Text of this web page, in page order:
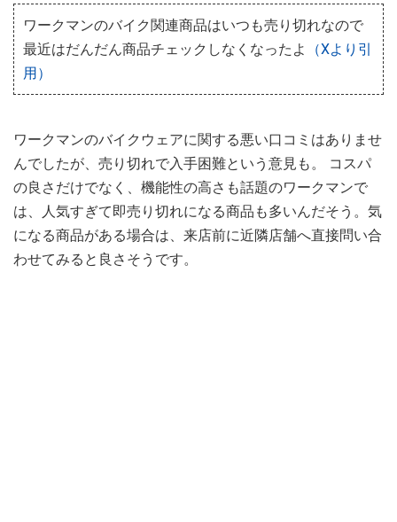
ワークマンのバイク関連商品はいつも売り切れなので
最近はだんだん商品チェックしなくなったよ
（Xより引
用）
ワークマンのバイクウェアに関する悪い口コミはありませ
んでしたが、売り切れで入手困難という意見も。 コスパ
の良さだけでなく、機能性の高さも話題のワークマンで
は、人気すぎて即売り切れになる商品も多いんだそう。気
になる商品がある場合は、来店前に近隣店舗へ直接問い合
わせてみると良さそうです。